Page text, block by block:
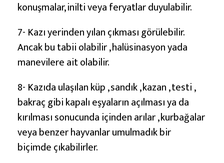
konuşmalar, inilti veya feryatlar duyulabilir.
7- Kazı yerinden yılan çıkması görülebilir.
Ancak bu tabii olabilir , halüsinasyon yada
manevilere ait olabilir.
8- Kazıda ulaşılan küp , sandık , kazan , testi ,
bakraç gibi kapalı eşyaların açılması ya da
kırılması sonucunda içinden arılar , kurbağalar
veya benzer hayvanlar umulmadık bir
biçimde çıkabilirler.